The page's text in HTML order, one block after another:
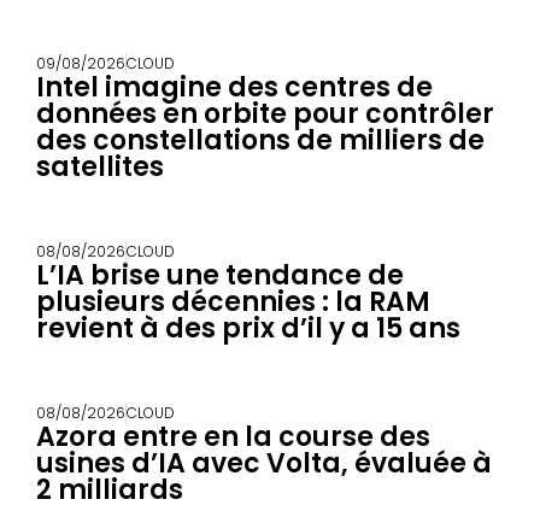
09/08/2026CLOUD
Intel imagine des centres de
données en orbite pour contrôler
des constellations de milliers de
satellites
08/08/2026CLOUD
L’IA brise une tendance de
plusieurs décennies : la RAM
revient à des prix d’il y a 15 ans
08/08/2026CLOUD
Azora entre en la course des
usines d’IA avec Volta, évaluée à
2 milliards